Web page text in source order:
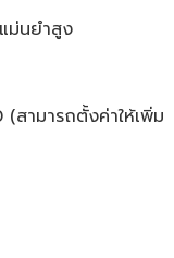
ม่นยำสูง
ามารถตั้งค่าให้เพิ่ม